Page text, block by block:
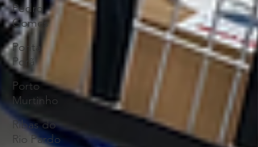
Pedro
Gomes
Ponta
Porã
Porto
Murtinho
Ribas do
Rio Pardo